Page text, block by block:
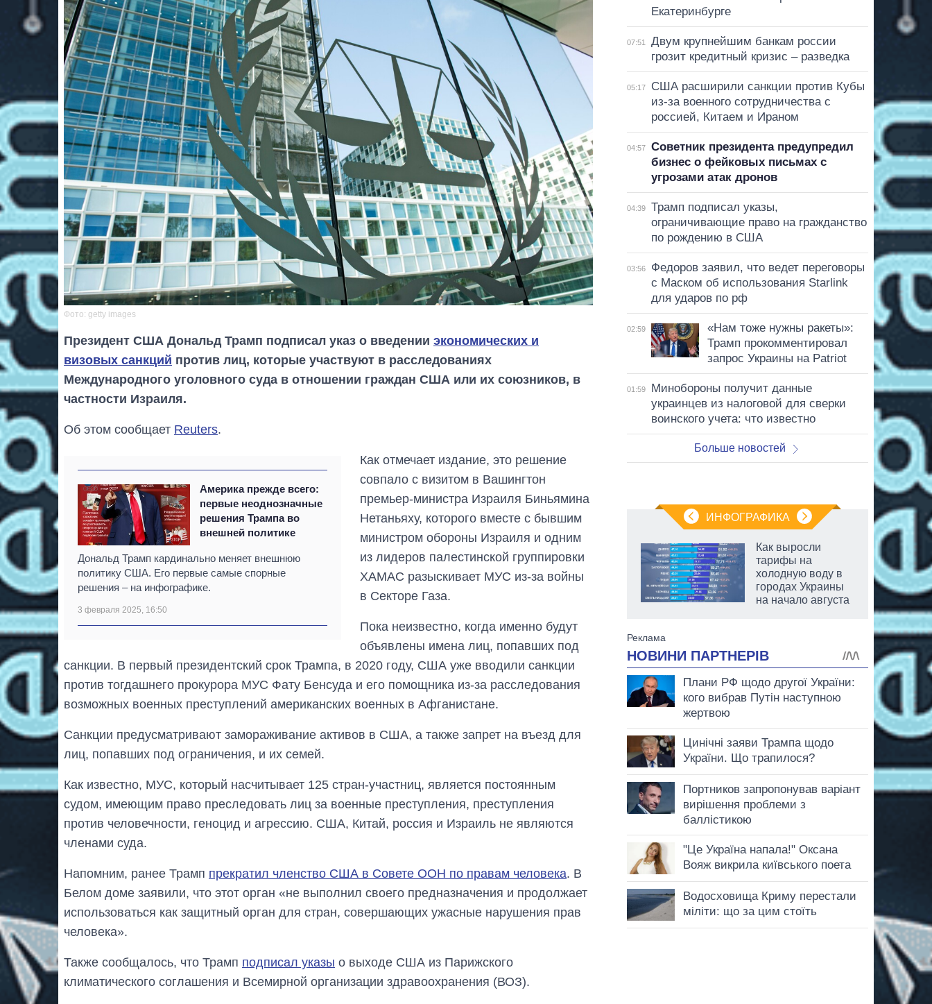
Фото: getty images
Президент США Дональд Трамп подписал указ о введении экономических и
визовых санкций против лиц, которые участвуют в расследованиях
Международного уголовного суда в отношении граждан США или их союзников, в
частности Израиля.
Об этом сообщает Reuters.
Америка прежде всего:
первые неоднозначные
решения Трампа во
внешней политике
Дональд Трамп кардинально меняет внешнюю
политику США. Его первые самые спорные
решения – на инфографике.
3 февраля 2025, 16:50
Как отмечает издание, это решение
совпало с визитом в Вашингтон
премьер-министра Израиля Биньямина
Нетаньяху, которого вместе с бывшим
министром обороны Израиля и одним
из лидеров палестинской группировки
ХАМАС разыскивает МУС из-за войны
в Секторе Газа.
Пока неизвестно, когда именно будут
объявлены имена лиц, попавших под
санкции. В первый президентский срок Трампа, в 2020 году, США уже вводили санкции
против тогдашнего прокурора МУС Фату Бенсуда и его помощника из-за расследования
возможных военных преступлений американских военных в Афганистане.
Санкции предусматривают замораживание активов в США, а также запрет на въезд для
лиц, попавших под ограничения, и их семей.
Как известно, МУС, который насчитывает 125 стран-участниц, является постоянным
судом, имеющим право преследовать лиц за военные преступления, преступления
против человечности, геноцид и агрессию. США, Китай, россия и Израиль не являются
членами суда.
Напомним, ранее Трамп прекратил членство США в Совете ООН по правам человека. В
Белом доме заявили, что этот орган «не выполнил своего предназначения и продолжает
использоваться как защитный орган для стран, совершающих ужасные нарушения прав
человека».
Также сообщалось, что Трамп подписал указы о выходе США из Парижского
климатического соглашения и Всемирной организации здравоохранения (ВОЗ).
Екатеринбурге
07:51
Двум крупнейшим банкам россии
грозит кредитный кризис – разведка
05:17
США расширили санкции против Кубы
из-за военного сотрудничества с
россией, Китаем и Ираном
04:57
Советник президента предупредил
бизнес о фейковых письмах с
угрозами атак дронов
04:39
Трамп подписал указы,
ограничивающие право на гражданство
по рождению в США
03:56
Федоров заявил, что ведет переговоры
с Маском об использования Starlink
для ударов по рф
02:59
«Нам тоже нужны ракеты»:
Трамп прокомментировал
запрос Украины на Patriot
01:59
Минобороны получит данные
украинцев из налоговой для сверки
воинского учета: что известно
Больше новостей
ИНФОГРАФИКА
Восемь
массированных
ударов по Украине
Как выросли
тарифы на
холодную воду в
городах Украины
на начало августа